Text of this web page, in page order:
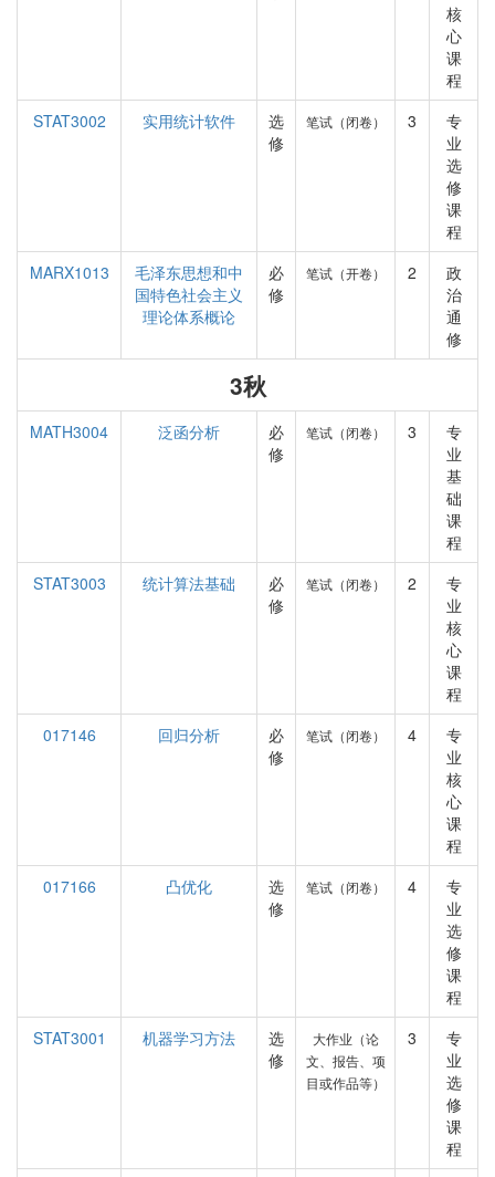
核
心
课
程
STAT3002
实用统计软件
选
修
笔试（闭卷） 3
专
业
选
修
课
程
MARX1013
毛泽东思想和中
国特色社会主义
理论体系概论
必
修
笔试（开卷） 2
政
治
通
修
3秋
MATH3004 泛函分析
必
修
笔试（闭卷） 3
专
业
基
础
课
程
STAT3003
统计算法基础
必
修
笔试（闭卷） 2
专
业
核
心
课
程
017146
回归分析
必
修
笔试（闭卷） 4
专
业
核
心
课
程
017166
凸优化
选
修
笔试（闭卷） 4
专
业
选
修
课
程
STAT3001
机器学习方法
选
修
大作业（论
文、报告、项
目或作品等）
3
专
业
选
修
课
程